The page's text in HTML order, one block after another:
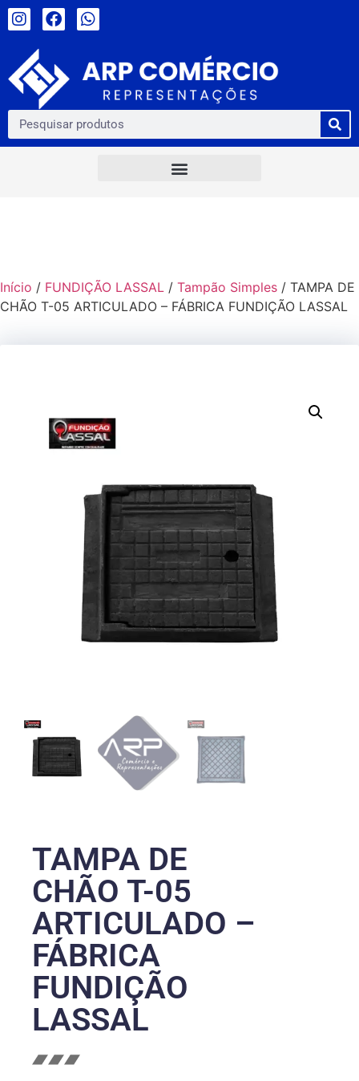
Início / FUNDIÇÃO LASSAL / Tampão Simples / TAMPA DE
CHÃO T-05 ARTICULADO – FÁBRICA FUNDIÇÃO LASSAL
TAMPA DE
CHÃO T-05
ARTICULADO –
FÁBRICA
FUNDIÇÃO
LASSAL